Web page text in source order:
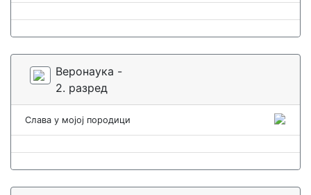
Веронаука -
2. разред
Слава у мојој породици